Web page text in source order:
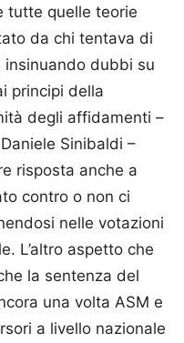
tutte quelle teorie
da chi tentava di
dubbi su
principi della
degli affidamenti –
Sinibaldi –
risposta anche a
contro o non ci
nelle votazioni
L’altro aspetto che
la sentenza del
una volta ASM e
a livello nazionale